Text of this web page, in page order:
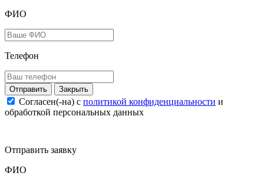
ФИО
Телефон
Закрыть
Согласен(-на) c политикой конфиденциальности и
обработкой персональных данных
Отправить заявку
ФИО